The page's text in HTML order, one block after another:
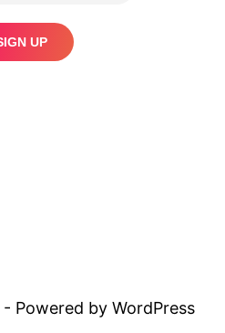
- Powered by WordPress